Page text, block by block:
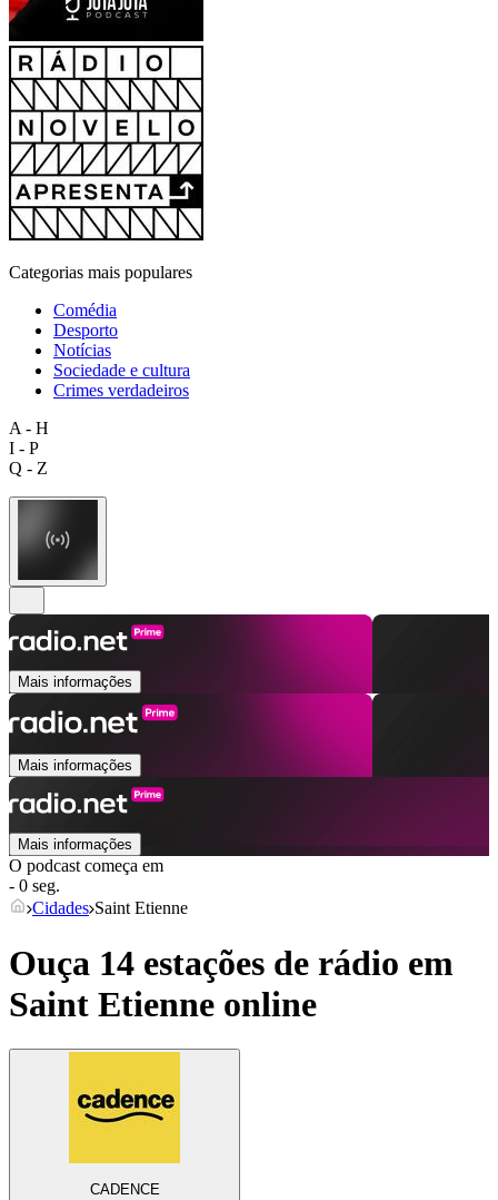
Categorias mais populares
Comédia
Desporto
Notícias
Sociedade e cultura
Crimes verdadeiros
A - H
I - P
Q - Z
Mais informações
Mais informações
Mais informações
O podcast começa em
- 0 seg.
Cidades Saint Etienne
Ouça 14 estações de rádio em
Saint Etienne online
CADENCE